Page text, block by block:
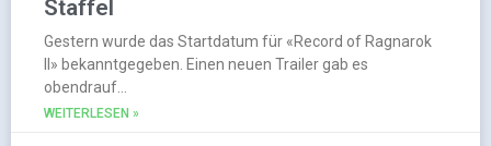
Staffel
Gestern wurde das Startdatum für «Record of Ragnarok
II» bekanntgegeben. Einen neuen Trailer gab es
obendrauf…
WEITERLESEN »